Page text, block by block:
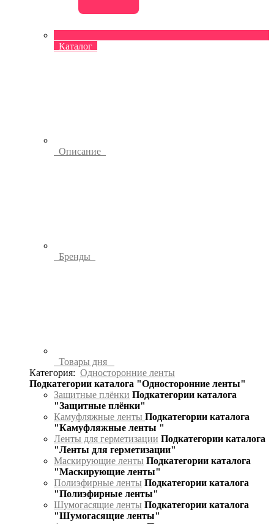
Каталог
Описание
Бренды
Товары дня
Категория: Односторонние ленты
Подкатегории каталога "Односторонние ленты"
Защитные плёнки Подкатегории каталога
"Защитные плёнки"
Камуфляжные ленты Подкатегории каталога
"Камуфляжные ленты "
Ленты для герметизации Подкатегории каталога
"Ленты для герметизации"
Маскирующие ленты Подкатегории каталога
"Маскирующие ленты"
Полиэфирные ленты Подкатегории каталога
"Полиэфирные ленты"
Шумогасящие ленты Подкатегории каталога
"Шумогасящие ленты"